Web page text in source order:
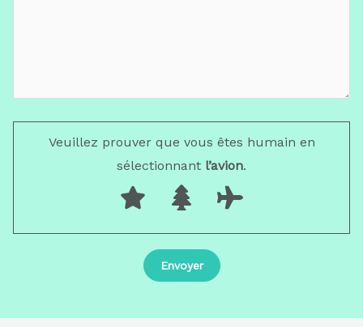
Veuillez prouver que vous êtes humain en
sélectionnant l’avion.